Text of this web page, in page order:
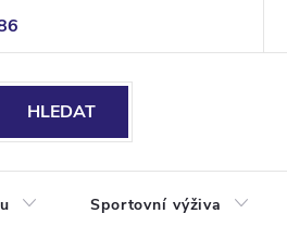
HLEDAT
Sportovní výživa